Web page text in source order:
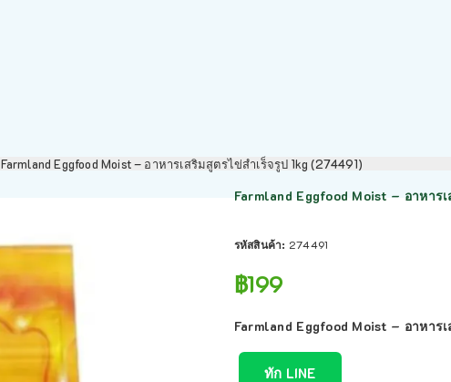
Farmland Eggfood Moist – อาหารเสริมสูตรไข่สำเร็จรูป 1kg (274491)
Farmland Eggfood Moist – อาหาร
รหัสสินค้า: 274491
฿199
Farmland Eggfood Moist – อาหาร
ทัก LINE